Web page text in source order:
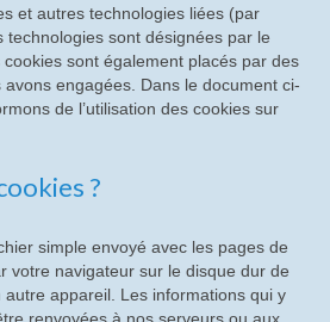
de St Egrève
historiques
le métier de verrier à Thomson-
et autres technologies liées (par
technologies sont désignées par le
sont également placés par des
engagées. Dans le document ci-
de l’utilisation des cookies sur
?
simple envoyé avec les pages de
votre navigateur sur le disque dur de
autre appareil. Les informations qui y